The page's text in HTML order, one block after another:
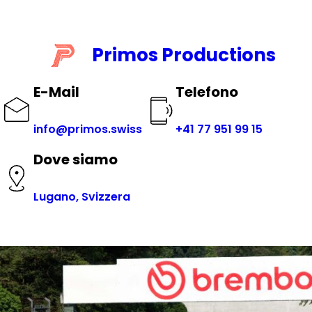
contenuto
Primos Productions
E-Mail
info@primos.swiss
Telefono
+41 77 951 99 15
Dove siamo
Lugano, Svizzera